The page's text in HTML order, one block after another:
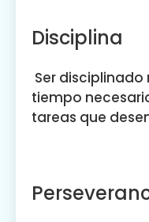
Disciplina
Ser
tiempo
tareas que